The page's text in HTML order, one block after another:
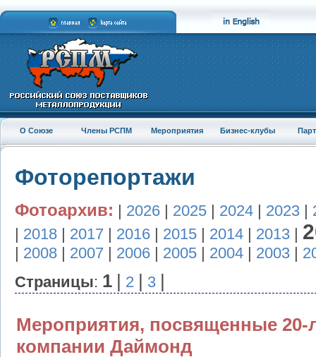
О Союзе Члены РСПМ Мероприятия Бизнес-клубы
Фоторепортажи
Фотоархив: 2026 2025 2024 2023
2018 2017 2016 2015 2014 2013
2008 2007 2006 2005 2004 2003
Страницы: 1 2 3
Мероприятия, посвященные
компании Даймонд